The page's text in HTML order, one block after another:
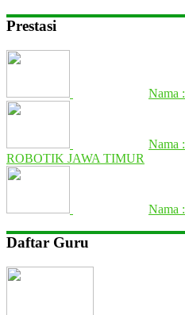
Prestasi
Nama :
Nama :
ROBOTIK JAWA TIMUR
Nama :
Daftar Guru